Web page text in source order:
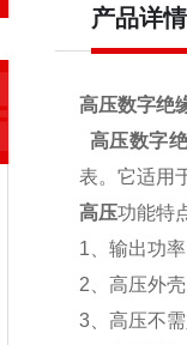
产品详情
高压数字绝
高压数字
表。它适用
高压功能特
1、输出功
2、高压外
3、高压不